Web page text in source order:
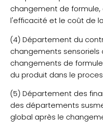
changement de
l'efficacité et le coût de
(4) Département du
changements sensoriels
changements de
du produit dans le
(5) Département des
des départements
global après le